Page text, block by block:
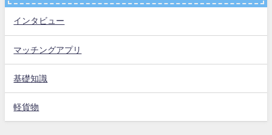
インタビュー
マッチングアプリ
基礎知識
軽貨物